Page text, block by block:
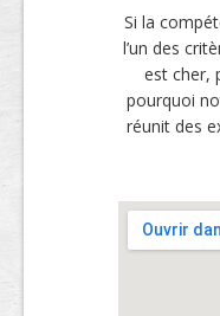
Si la
l’un des
est cher,
pourquoi
réunit des